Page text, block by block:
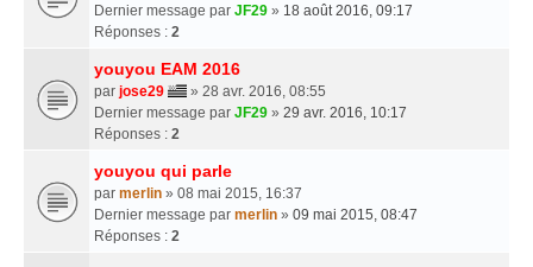
Dernier message par JF29 » 18 août 2016, 09:17
Réponses : 2
youyou EAM 2016
par jose29
» 28 avr. 2016, 08:55
Dernier message par JF29 » 29 avr. 2016, 10:17
Réponses : 2
youyou qui parle
par merlin » 08 mai 2015, 16:37
Dernier message par merlin » 09 mai 2015, 08:47
Réponses : 2